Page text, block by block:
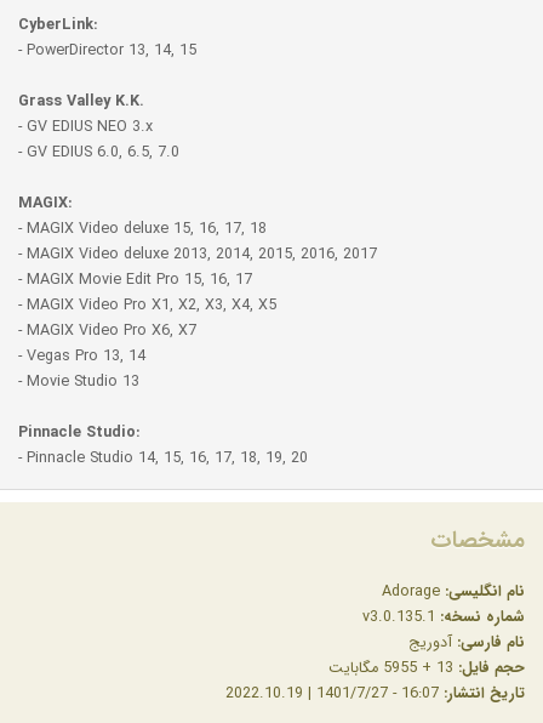
CyberLink:
- PowerDirector 13, 14, 15
Grass Valley K.K.
- GV EDIUS NEO 3.x
- GV EDIUS 6.0, 6.5, 7.0
MAGIX:
- MAGIX Video deluxe 15, 16, 17, 18
- MAGIX Video deluxe 2013, 2014, 2015, 2016, 2017
- MAGIX Movie Edit Pro 15, 16, 17
- MAGIX Video Pro X1, X2, X3, X4, X5
- MAGIX Video Pro X6, X7
- Vegas Pro 13, 14
- Movie Studio 13
Pinnacle Studio:
- Pinnacle Studio 14, 15, 16, 17, 18, 19, 20
مشخصات
نام انگلیسی:
شماره نسخه:
نام فارسی: آدوریج
حجم فایل:
تاریخ انتشار: